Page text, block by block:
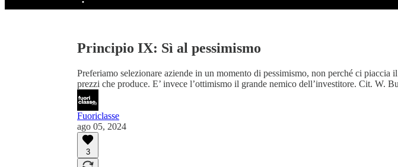
Principio IX: Sì al pessimismo
Preferiamo selezionare aziende in un momento di pessimismo, non perché ci piaccia
prezzi che produce. E’ invece l’ottimismo il grande nemico dell’investitore. Cit. W.
Fuoriclasse
ago 05, 2024
3